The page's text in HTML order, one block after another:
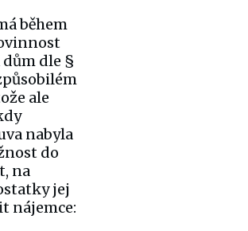
během
dle §
ale
nabyla
do
na
jej
nájemce: